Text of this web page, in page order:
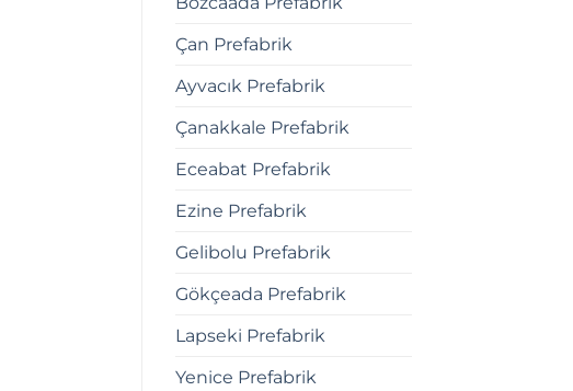
Çan Prefabrik
Ayvacık Prefabrik
Çanakkale Prefabrik
Eceabat Prefabrik
Ezine Prefabrik
Gelibolu Prefabrik
Gökçeada Prefabrik
Lapseki Prefabrik
Yenice Prefabrik